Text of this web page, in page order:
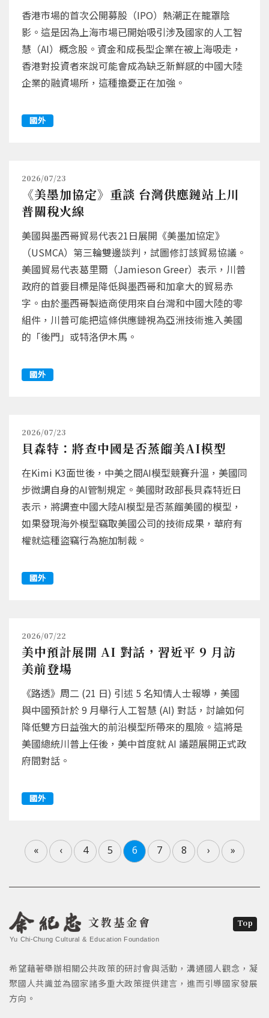
香港市場的首次公開募股（IPO）熱潮正在籠罩陰
影。這是因為上海市場已開始吸引涉及國家的人工智
慧（AI）概念股。資金和成長型企業在被上海吸走，
香港對投資者來說可能會成為缺乏新鮮感的中國大陸
企業的融資場所，這種擔憂正在加強。
國外
2026/07/23
《美墨加協定》重談 台灣供應鏈站上川
普關稅火線
美國與墨西哥貿易代表21日展開《美墨加協定》
（USMCA）第三輪雙邊談判，試圖修訂該貿易協議。
美國貿易代表葛里爾（Jamieson Greer）表示，川普
政府的首要目標是降低與墨西哥和加拿大的貿易赤
字。由於墨西哥製造商使用來自台灣和中國大陸的零
組件，川普可能把這條供應鏈視為亞洲技術進入美國
的「後門」或特洛伊木馬。
國外
2026/07/23
貝森特：將查中國是否蒸餾美AI模型
在Kimi K3面世後，中美之間AI模型競賽升溫，美國同
步微調自身的AI管制規定。美國財政部長貝森特近日
表示，將調查中國大陸AI模型是否蒸餾美國的模型，
如果發現海外模型竊取美國公司的技術成果，華府有
權就這種盜竊行為施加制裁。
國外
2026/07/22
美中預計展開 AI 對話，習近平 9 月訪
美前登場
《路透》周二 (21 日) 引述 5 名知情人士報導，美國
與中國預計於 9 月舉行人工智慧 (AI) 對話，討論如何
降低雙方日益強大的前沿模型所帶來的風險。這將是
美國總統川普上任後，美中首度就 AI 議題展開正式政
府間對話。
國外
« ‹ 4 5 6 7 8 › »
文教基金會
Yu Chi-Chung Cultural & Education Foundation
希望藉著舉辦相關公共政策的研討會與活動，溝通國人觀念，凝
聚國人共識並為國家諸多重大政策提供建言，進而引導國家發展
方向。
Top